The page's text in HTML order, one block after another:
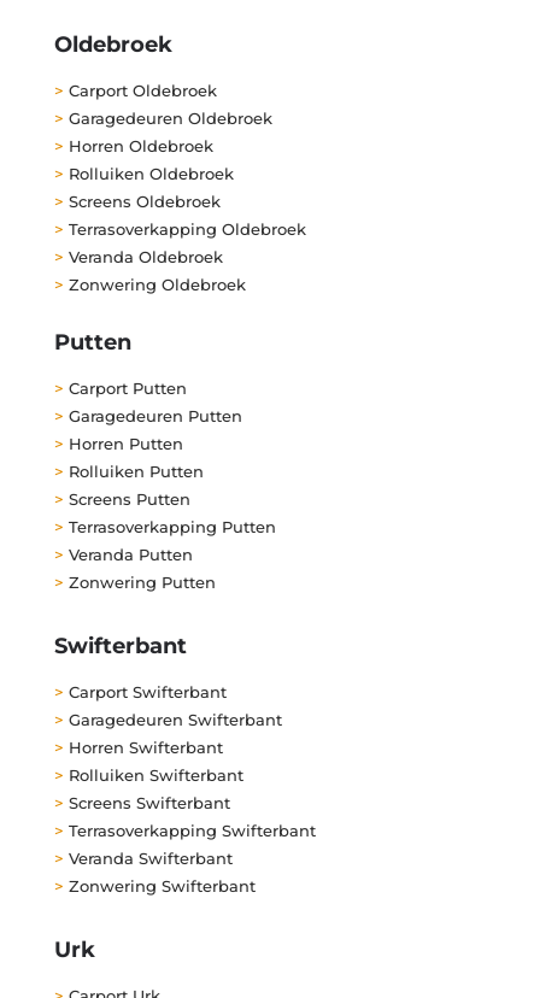
Oldebroek
> Carport Oldebroek
> Garagedeuren Oldebroek
> Horren Oldebroek
> Rolluiken Oldebroek
> Screens Oldebroek
> Terrasoverkapping Oldebroek
> Veranda Oldebroek
> Zonwering Oldebroek
Putten
> Carport Putten
> Garagedeuren Putten
> Horren Putten
> Rolluiken Putten
> Screens Putten
> Terrasoverkapping Putten
> Veranda Putten
> Zonwering Putten
Swifterbant
> Carport Swifterbant
> Garagedeuren Swifterbant
> Horren Swifterbant
> Rolluiken Swifterbant
> Screens Swifterbant
> Terrasoverkapping Swifterbant
> Veranda Swifterbant
> Zonwering Swifterbant
Urk